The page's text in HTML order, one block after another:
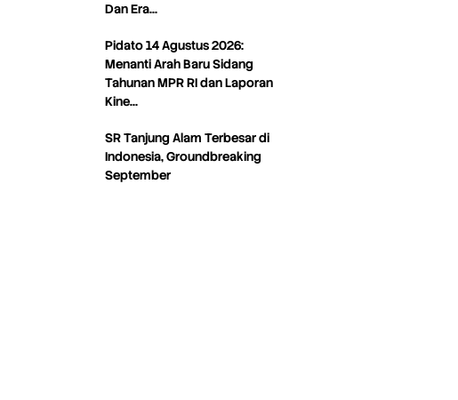
Dan Era…
Pidato 14 Agustus 2026:
Menanti Arah Baru Sidang
Tahunan MPR RI dan Laporan
Kine…
SR Tanjung Alam Terbesar di
Indonesia, Groundbreaking
September